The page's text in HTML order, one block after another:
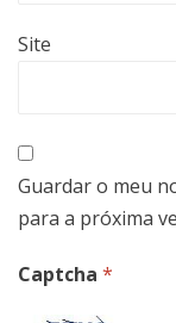
Site
Guardar o meu
para a próxima
Captcha *